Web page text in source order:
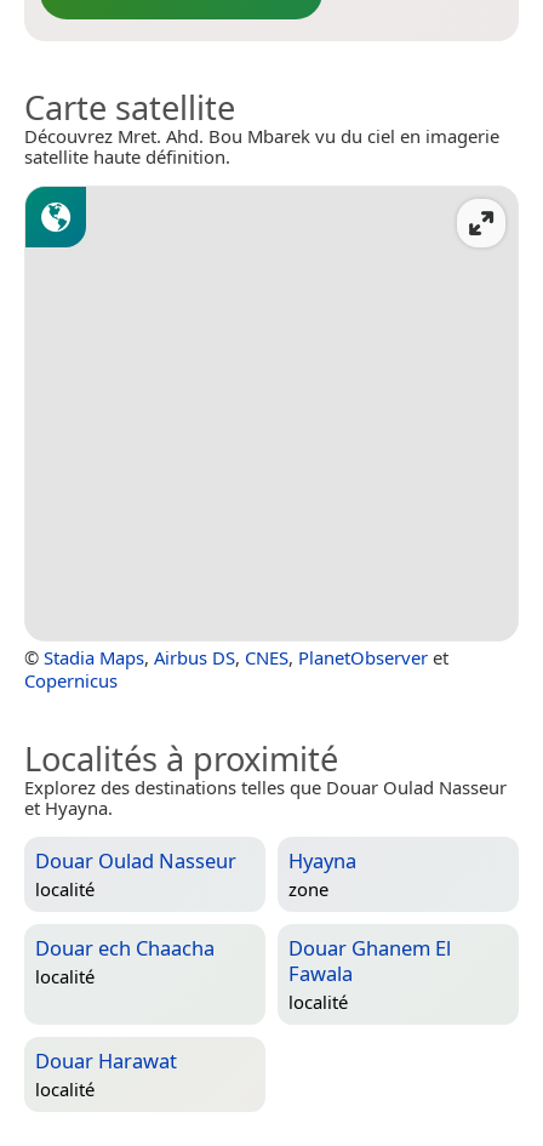
Carte satellite
Découvrez Mret. Ahd. Bou Mbarek vu du ciel en imagerie
satellite haute définition.
© Stadia Maps, Airbus DS, CNES, PlanetObserver et
Copernicus
Localités à proximité
Explorez des destinations telles que Douar Oulad Nasseur
et Hyayna.
Douar Oulad Nasseur
localité
Hyayna
zone
Douar ech Chaacha
localité
Douar Ghanem El
Fawala
localité
Douar Harawat
localité